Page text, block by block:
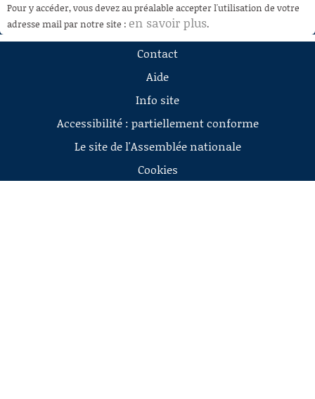
RECHERCHE
AIDE À LA DÉCOUPE
Pour y accéder, vous devez au préalable accepter l'utilisation de votre
adresse mail par notre site : en savoir plus.
Contact
Aide
Info site
Accessibilité : partiellement conforme
Le site de l'Assemblée nationale
Cookies